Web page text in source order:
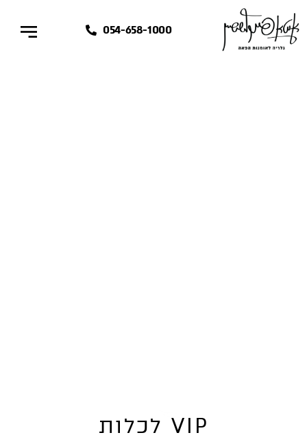
054-658-1000
VIP לכלות VIP